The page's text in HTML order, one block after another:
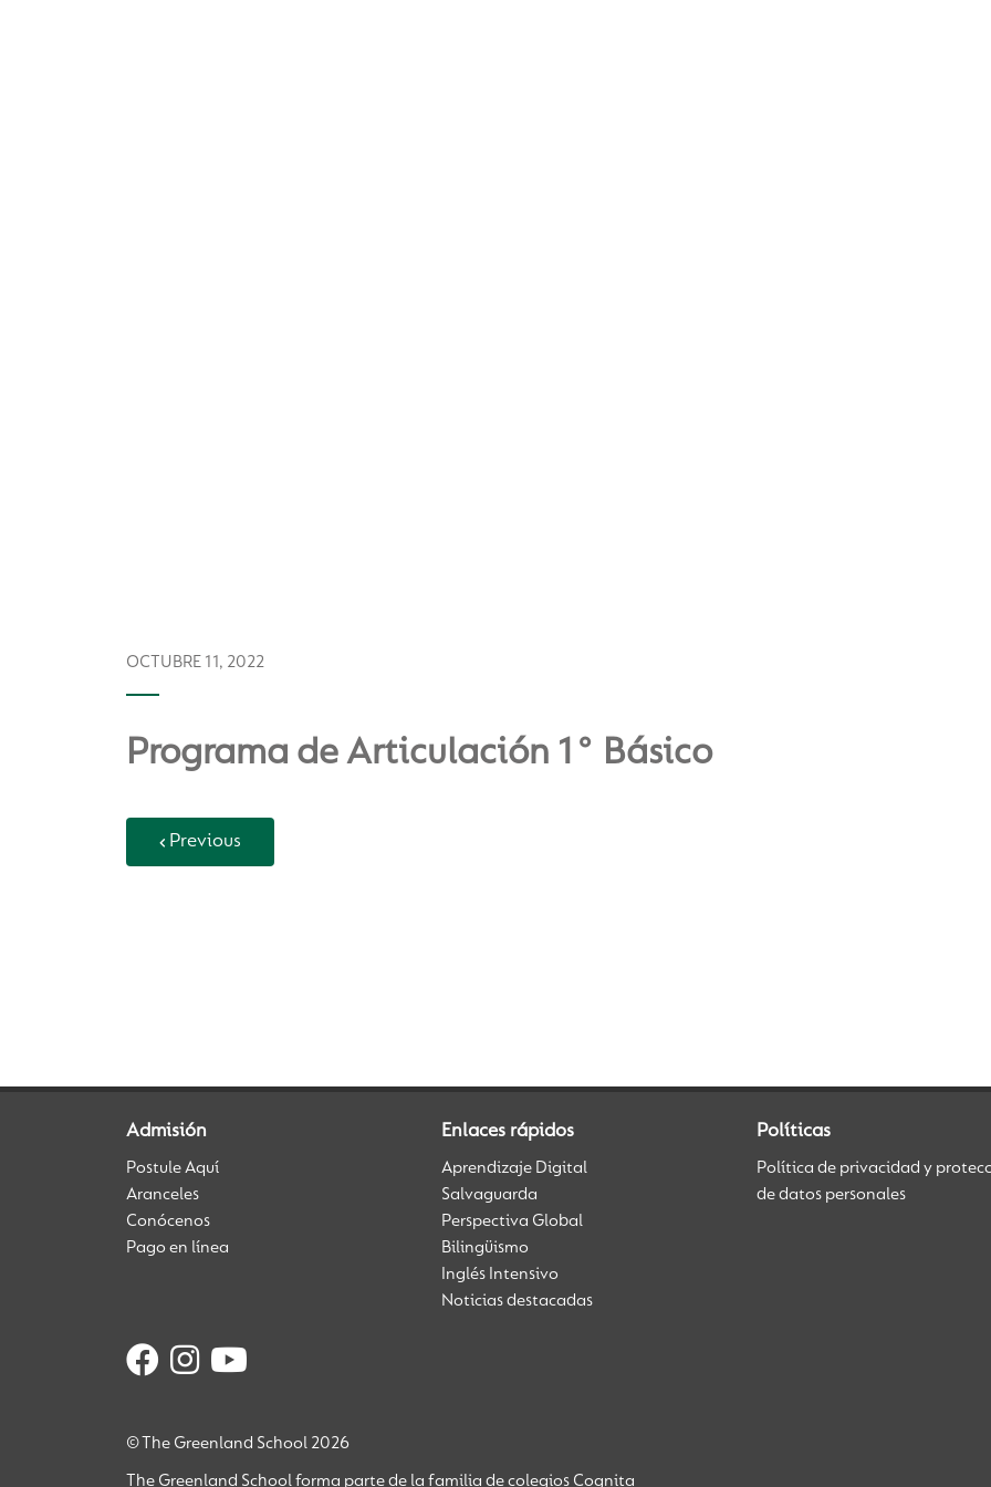
OCTUBRE 11, 2022
Programa de Articulación 1° Básico
Previous
Admisión
Postule Aquí
Aranceles
Conócenos
Pago en línea
Enlaces rápidos
Aprendizaje Digital
Salvaguarda
Perspectiva Global
Bilingüismo
Inglés Intensivo
Noticias destacadas
Políticas
Política de privacidad y
de datos personales
© The Greenland School 2026
The Greenland School forma parte de la familia de colegios Cognita